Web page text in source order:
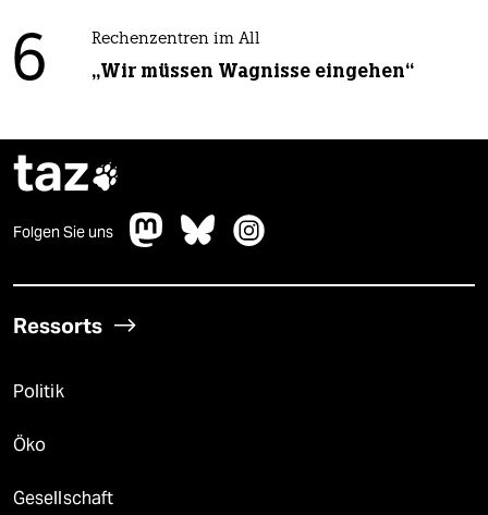
6 Rechenzentren im All
„Wir müssen Wagnisse eingehen“
taz
Folgen Sie uns
Ressorts
Politik
Öko
Gesellschaft